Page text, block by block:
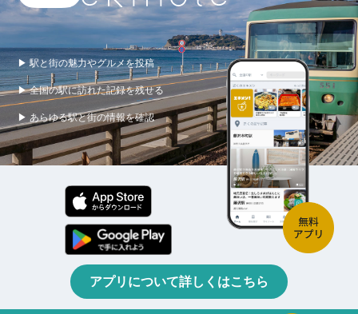
▶ 駅と街の魅力やグルメを投稿
▶ 全国の駅に訪れた記録を残せる
▶ あらゆる駅と街の情報を確認
アプリについて詳しくはこちら